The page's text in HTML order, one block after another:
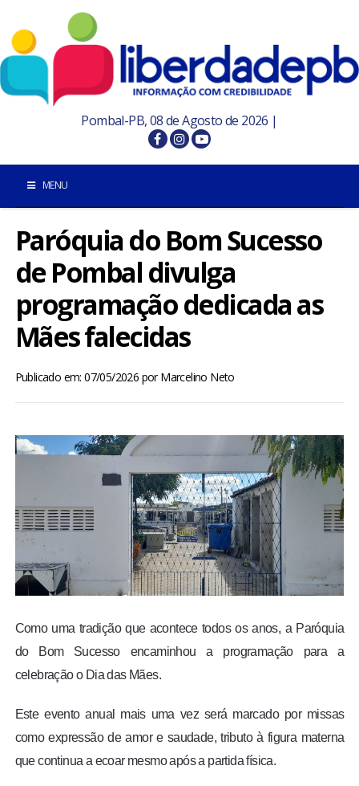
Pombal-PB, 08 de Agosto de 2026 |
MENU
POMBAL E REGIÃO
PARAÍBA
ESPORTES
ENTRETENIMENTO
ENQUETE
TV LPB
Paróquia do Bom Sucesso
de Pombal divulga
programação dedicada as
Mães falecidas
Publicado em: 07/05/2026 porMarcelino Neto
Como uma tradição que acontece todos os anos, a Paróquia
do Bom Sucesso encaminhou a programação para a
celebração o Dia das Mães.
Este evento anual mais uma vez será marcado por missas
como expressão de amor e saudade, tributo à figura materna
que continua a ecoar mesmo após a partida física.